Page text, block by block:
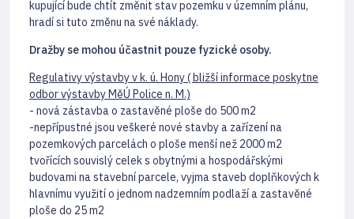
kupující bude chtít změnit stav pozemku v územním plánu,
hradí si tuto změnu na své náklady.
Dražby se mohou účastnit pouze fyzické osoby.
Regulativy výstavby v k. ú. Hony ( bližší informace poskytne
odbor výstavby MěÚ Police n. M.)
- nová zástavba o zastavěné ploše do 500 m2
-nepřípustné jsou veškeré nové stavby a zařízení na
pozemkových parcelách o ploše menší než 2000 m2
tvořících souvislý celek s obytnými a hospodářskými
budovami na stavební parcele, vyjma staveb doplňkových k
hlavnímu využití o jednom nadzemním podlaží a zastavěné
ploše do 25 m2